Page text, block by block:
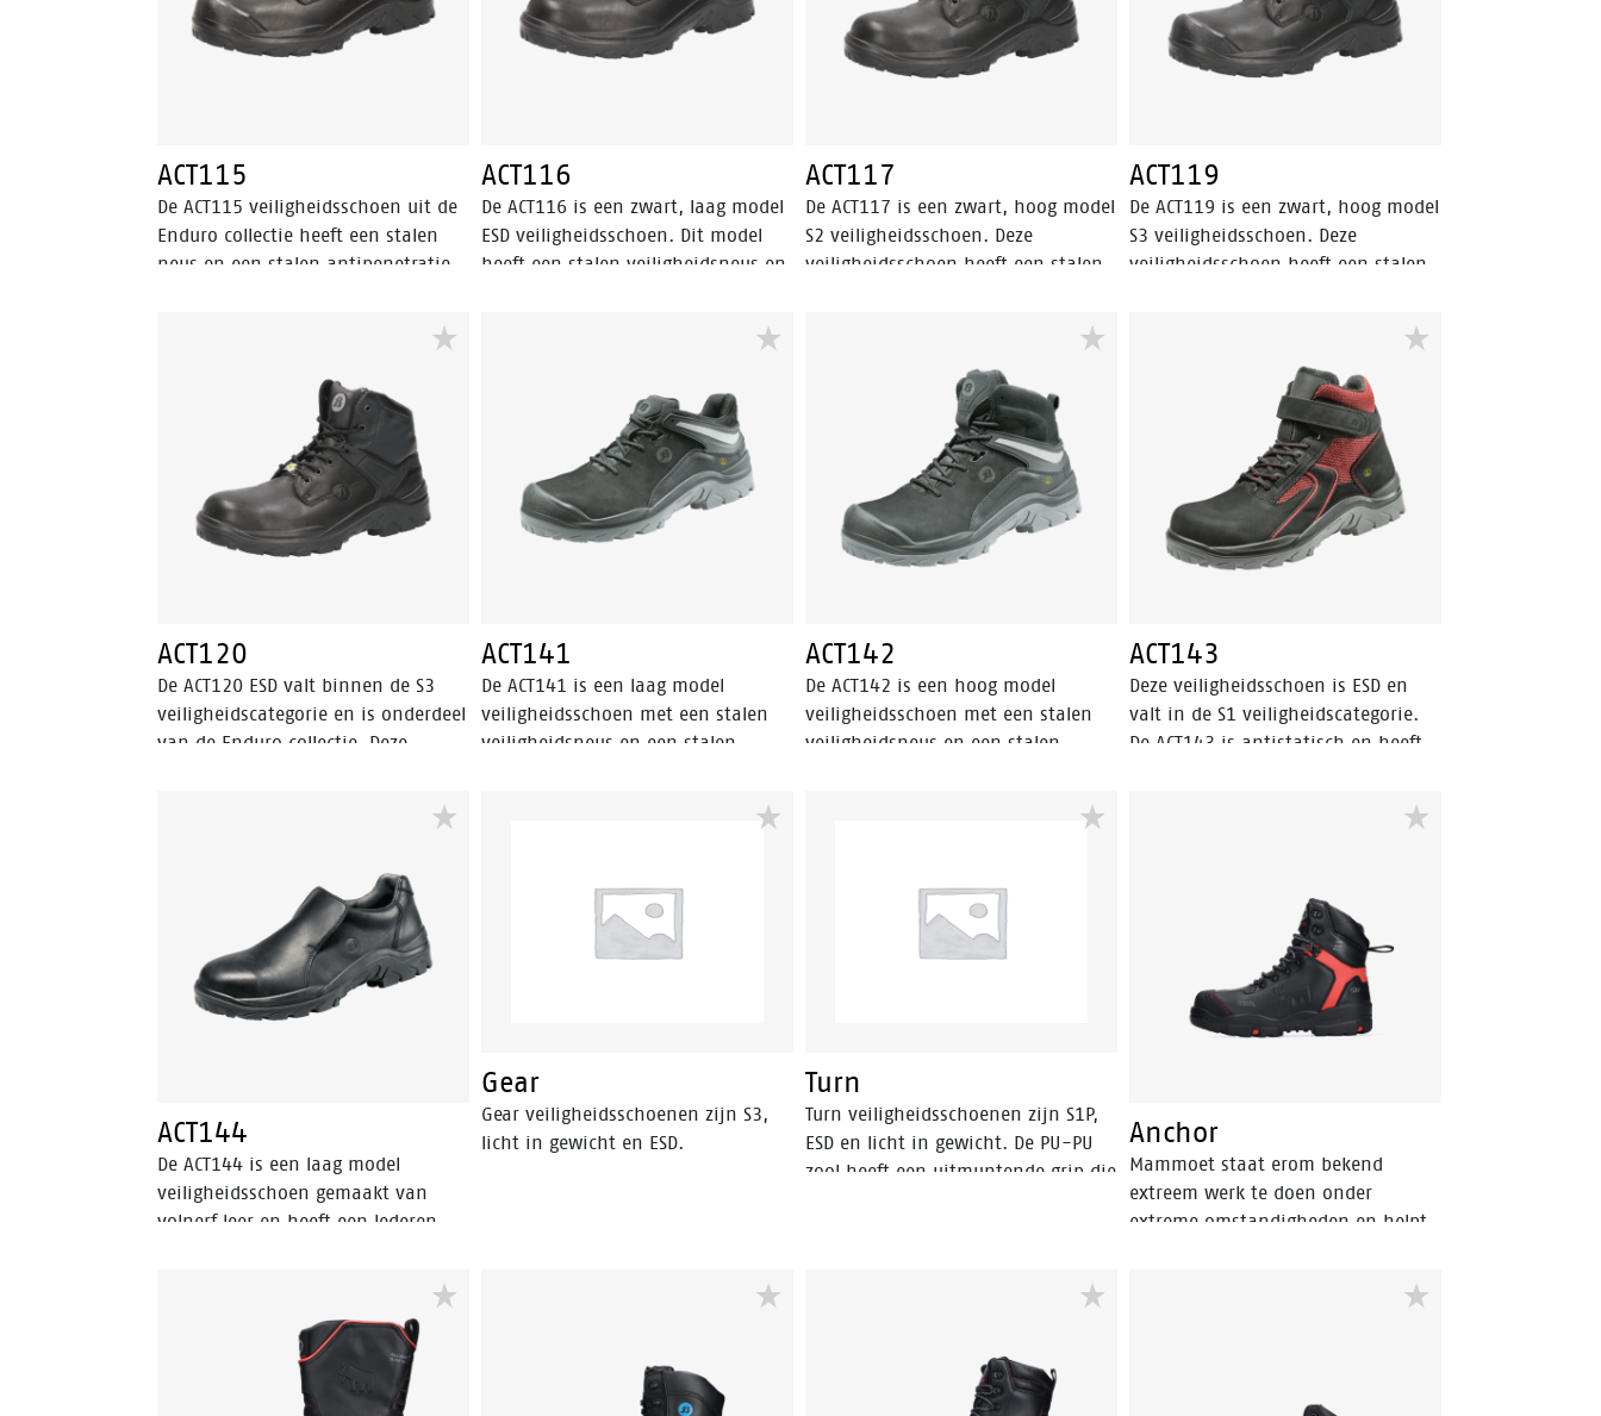
technologie. De ACT112 valt binnen
de S3 veiligheidscategorie.
ACT115
De ACT115 veiligheidsschoen uit de
Enduro collectie heeft een stalen
neus en een stalen antipenetratie
kunnen binnendringen. De ACT115
is een zwart laag model
veiligheidsschoen. De schoen is
uitgerust met een zool van PU/PU
materiaal en een Bata Cool
Comfort®-voering. Deze
veiligheidsschoen valt binnen de S3
veiligheidscategorie en heeft een
ACT116
De ACT116 is een zwart, laag model
ESD veiligheidsschoen. Dit model
heeft een stalen veiligheidsneus en
uitgerust met een zool van PU/PU
materiaal en een Bata Cool
Comfort®-voering. De ACT116 valt
binnen de S3 veiligheidscategorie.
Odor Control houdt de voeten fris.
ACT117
De ACT117 is een zwart, hoog model
S2 veiligheidsschoen. Deze
veiligheidsschoen heeft een stalen
leer. De ACT117 is uitgerust met een
Comfort®-voering. Odor Control
houdt de voeten fris.
ACT119
De ACT119 is een zwart, hoog model
S3 veiligheidsschoen. Deze
veiligheidsschoen heeft een stalen
antipenetratie insert in de ACT119
beschermt de voet tegen het
binnendringen van scherpe
voorwerpen. De schoen is voorzien
van een PU/PU-zool, lederen
schacht en Bata Cool Comfort®-
voering. Odor Control houdt de
voeten fris.
ACT120
De ACT120 ESD valt binnen de S3
veiligheidscategorie en is onderdeel
van de Enduro collectie. Deze
veiligheidsneus en antipenetratie
insert. De ACT120 is uitgerust met
Bata Cool Comfort®-voering. Odor
Control houdt de voeten fris.
ACT141
De ACT141 is een laag model
veiligheidsschoen met een stalen
veiligheidsneus en een stalen
een Bata Cool Comfort®-voering en
schacht van nubuck leder met PU-
neusbescherming. Deze ESD
ACT142
De ACT142 is een hoog model
veiligheidsschoen met een stalen
veiligheidsneus en een stalen
een Bata Cool Comfort®-voering en
schacht van nubuck leder met PU-
neusbescherming. Deze ESD
ACT143
Deze veiligheidsschoen is ESD en
valt in de S1 veiligheidscategorie.
De ACT143 is antistatisch en heeft
veiligheidsschoen is bestand tegen
koude en warme temperaturen. De
Comfort® voering regelt het klimaat
in de schoen. De ACT143 is een
hoog gesneden model, in een
zwart/rode kleur.
ACT144
De ACT144 is een laag model
veiligheidsschoen gemaakt van
volnerf leer en heeft een lederen
antipenetratie insert en valt
binnen de S3 veiligheidscategorie.
De zool van de ACT144 is gemaakt
Gear
Gear veiligheidsschoenen zijn S3,
licht in gewicht en ESD.
Turn
Turn veiligheidsschoenen zijn S1P,
ESD en licht in gewicht. De PU-PU
zool heeft een uitmuntende grip die
Anchor
Mammoet staat erom bekend
extreem werk te doen onder
extreme omstandigheden en helpt